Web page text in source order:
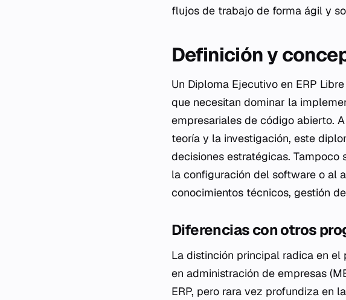
flujos de trabajo de forma ágil y
Definición y
Un Diploma Ejecutivo en ERP
que necesitan dominar la
empresariales de código abierto.
teoría y la investigación, este
decisiones estratégicas.
la configuración del software o al
conocimientos técnicos, gestión
Diferencias con otros
La distinción principal radica en
en administración de empresas
ERP, pero rara vez profundiza en